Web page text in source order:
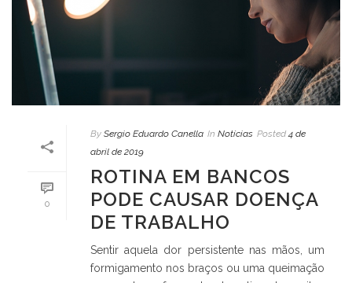
0
By Sergio Eduardo Canella In Notícias Posted 4 de
abril de 2019
ROTINA EM BANCOS
PODE CAUSAR DOENÇA
DE TRABALHO
Sentir aquela dor persistente nas mãos, um
formigamento nos braços ou uma queimação